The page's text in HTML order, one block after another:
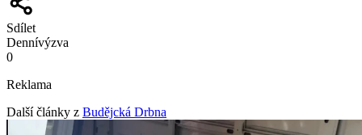
Sdílet
Dennívýzva
0
Reklama
Další články z Budějcká Drbna